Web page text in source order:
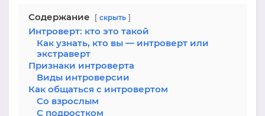
Содержание скрыть
Интроверт: кто это такой
Как узнать, кто вы — интроверт или
экстраверт
Признаки интроверта
Виды интроверсии
Как общаться с интровертом
Со взрослым
С подростком